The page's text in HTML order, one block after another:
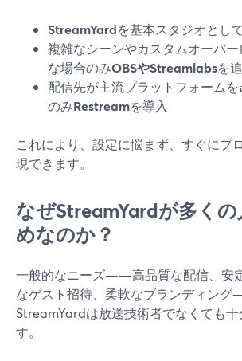
StreamYardを基本スタジオとし
複雑なシーンやカスタムオーバ
な場合のみOBSやStreamlabsを
配信先が主流プラットフォーム
のみRestreamを導入
これにより、設定に悩まず、すぐにプ
現できます。
なぜStreamYardが多く
めなのか？
一般的なニーズ——高品質な配信、安
なゲスト招待、柔軟なブランディング
StreamYardは放送技術者でなくても十
す。